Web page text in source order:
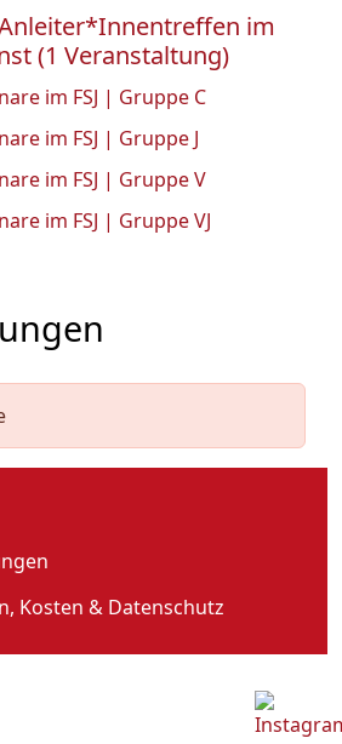
im
(1 Veranstaltung)
im FSJ | Gruppe C
im FSJ | Gruppe J
im FSJ | Gruppe V
im FSJ | Gruppe VJ
Kosten & Datenschutz